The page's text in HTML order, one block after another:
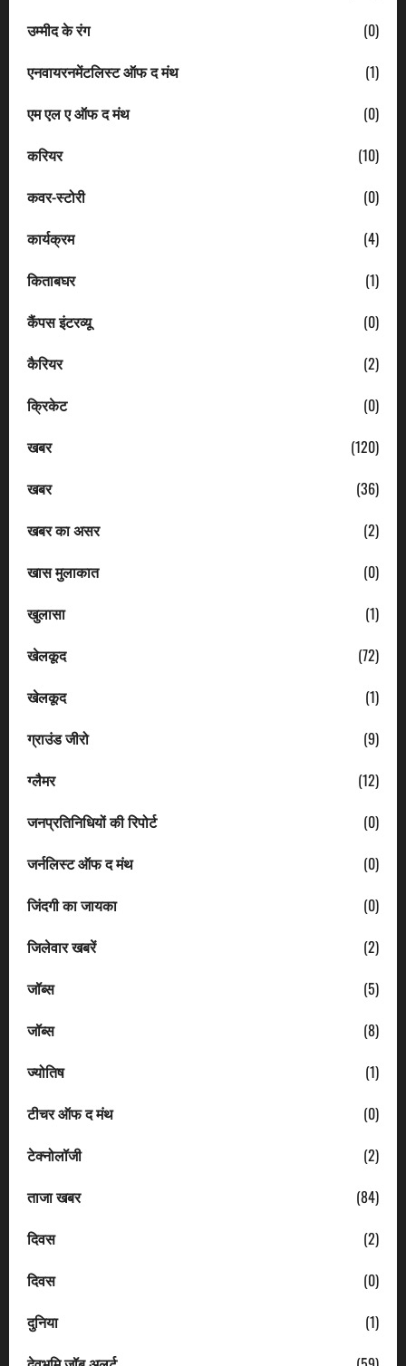
उम्मीद के रंग
(0)
एनवायरनमेंटलिस्ट ऑफ द मंथ
(1)
एम एल ए ऑफ द मंथ
(0)
करियर
(10)
कवर-स्टोरी
(0)
कार्यक्रम
(4)
किताबघर
(1)
कैंपस इंटरव्यू
(0)
कैरियर
(2)
क्रिकेट
(0)
खबर
(120)
खबर
(36)
खबर का असर
(2)
खास मुलाकात
(0)
खुलासा
(1)
खेलकूद
(72)
खेलकूद
(1)
ग्राउंड जीरो
(9)
ग्लैमर
(12)
जनप्रतिनिधियों की रिपोर्ट
(0)
जर्नलिस्ट ऑफ द मंथ
(0)
जिंदगी का जायका
(0)
जिलेवार खबरें
(2)
जॉब्स
(5)
जॉब्स
(8)
ज्योतिष
(1)
टीचर ऑफ द मंथ
(0)
टेक्नोलॉजी
(2)
ताजा खबर
(84)
दिवस
(2)
दिवस
(0)
दुनिया
(1)